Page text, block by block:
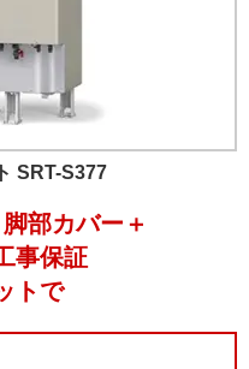
SRT-S377
部カバー＋
事保証
トで